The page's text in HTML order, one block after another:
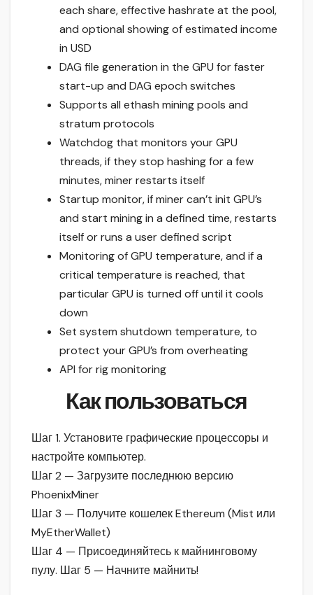
each share, effective hashrate at the pool,
and optional showing of estimated income
in USD
DAG file generation in the GPU for faster
start-up and DAG epoch switches
Supports all ethash mining pools and
stratum protocols
Watchdog that monitors your GPU
threads, if they stop hashing for a few
minutes, miner restarts itself
Startup monitor, if miner can’t init GPU’s
and start mining in a defined time, restarts
itself or runs a user defined script
Monitoring of GPU temperature, and if a
critical temperature is reached, that
particular GPU is turned off until it cools
down
Set system shutdown temperature, to
protect your GPU’s from overheating
API for rig monitoring
Как пользоваться
Шаг 1. Установите графические процессоры и
настройте компьютер.
Шаг 2 — Загрузите последнюю версию
PhoenixMiner
Шаг 3 — Получите кошелек Ethereum (Mist или
MyEtherWallet)
Шаг 4 — Присоединяйтесь к майнинговому
пулу. Шаг 5 — Начните майнить!